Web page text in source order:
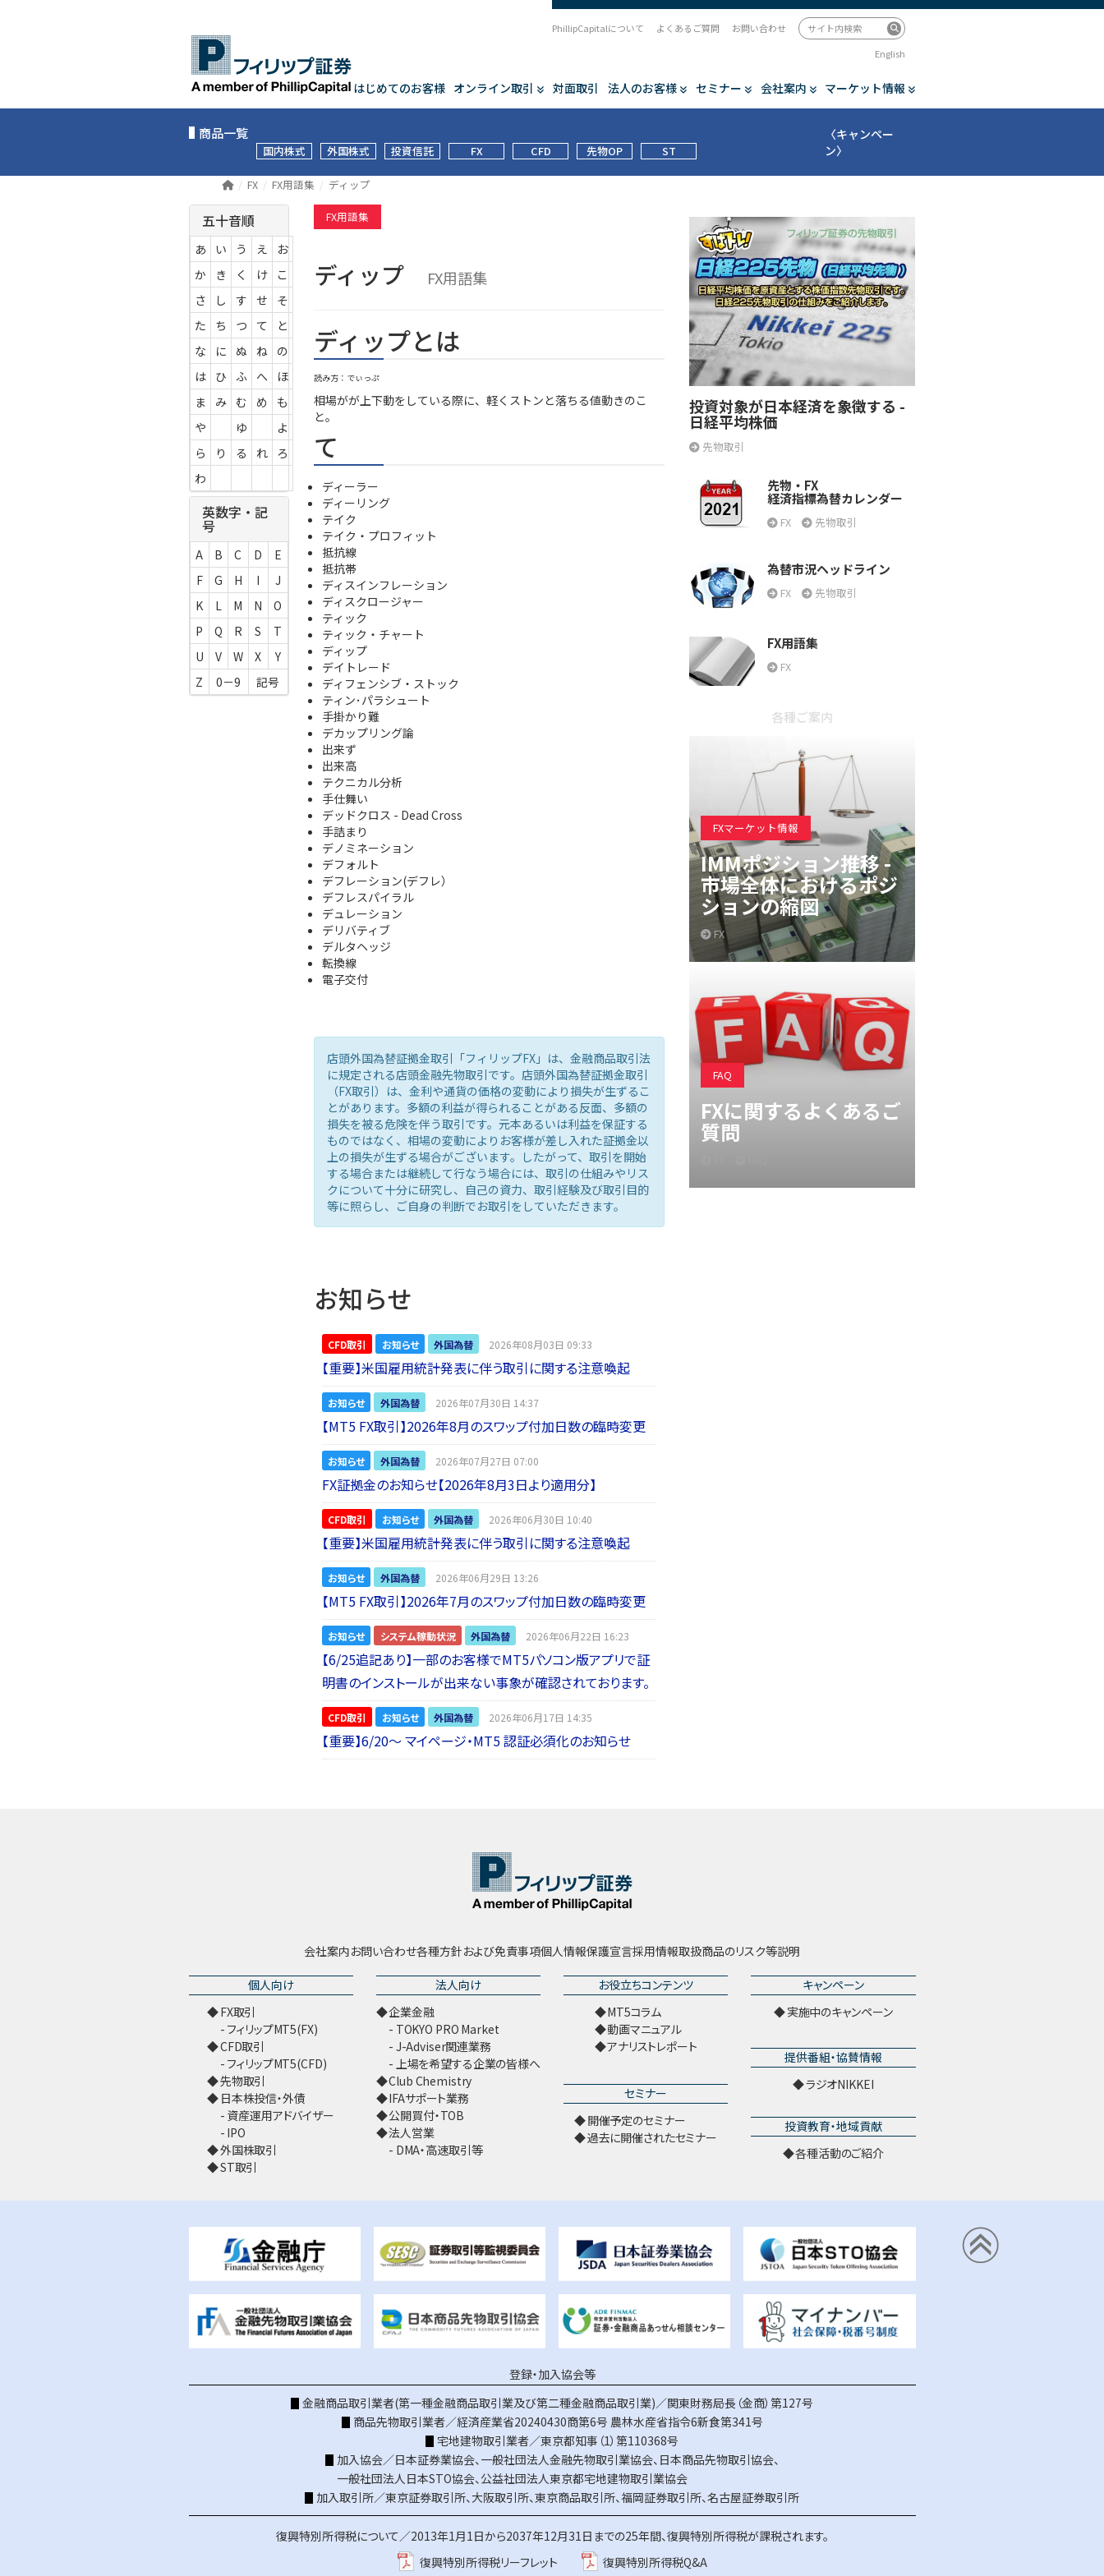
はじめてのお客様 オンライン取引 対面取引 法人のお客様 セミナー 会社案内 マーケット情報
PhillipCapitalについて よくあるご質問
お問い合わせ
English
商品一覧
国内株式 外国株式 投資信託 FX CFD 先物OP ST
〈キャンペー
ン〉
FX FX用語集 ディップ
FX用語集
ディップ FX用語集
ディップとは
読み方：でぃっぷ
相場がが上下動をしている際に、軽くストンと落ちる値動きのこ
と。
て
ディーラー
ディーリング
テイク
テイク・プロフィット
抵抗線
抵抗帯
ディスインフレーション
ディスクロージャー
ティック
ティック・チャート
ディップ
デイトレード
ディフェンシブ・ストック
ティン･パラシュート
手掛かり難
デカップリング論
出来ず
出来高
テクニカル分析
手仕舞い
デッドクロス - Dead Cross
手詰まり
デノミネーション
デフォルト
デフレーション(デフレ）
デフレスパイラル
デュレーション
デリバティブ
デルタヘッジ
転換線
電子交付
店頭外国為替証拠金取引「フィリップFX」は、金融商品取引法
に規定される店頭金融先物取引です。店頭外国為替証拠金取引
（FX取引）は、金利や通貨の価格の変動により損失が生ずるこ
とがあります。多額の利益が得られることがある反面、多額の
損失を被る危険を伴う取引です。元本あるいは利益を保証する
ものではなく、相場の変動によりお客様が差し入れた証拠金以
上の損失が生ずる場合がございます。したがって、取引を開始
する場合または継続して行なう場合には、取引の仕組みやリス
クについて十分に研究し、自己の資力、取引経験及び取引目的
等に照らし、ご自身の判断でお取引をしていただきます。
お知らせ
CFD取引 お知らせ 外国為替 2026年08月03日 09:33
【重要】米国雇用統計発表に伴う取引に関する注意喚起
お知らせ 外国為替 2026年07月30日 14:37
【MT5 FX取引】2026年8月のスワップ付加日数の臨時変更
お知らせ 外国為替 2026年07月27日 07:00
FX証拠金のお知らせ【2026年8月3日より適用分】
CFD取引 お知らせ 外国為替 2026年06月30日 10:40
【重要】米国雇用統計発表に伴う取引に関する注意喚起
お知らせ 外国為替 2026年06月29日 13:26
【MT5 FX取引】2026年7月のスワップ付加日数の臨時変更
お知らせ システム稼動状況 外国為替 2026年06月22日 16:23
【6/25追記あり】一部のお客様でMT5パソコン版アプリで証
明書のインストールが出来ない事象が確認されております。
CFD取引 お知らせ 外国為替 2026年06月17日 14:35
【重要】6/20～ マイページ・MT5 認証必須化のお知らせ
五十音順
あ い う え
お
か
き く け
こ
さ
し す せ
そ
た
ち つ て
と
な
に ぬ ね
の
は
ひ ふ へ
ほ
ま
み む め
も
や
ゆ
よ
ら
り る れ
ろ
わ
英数字・記
号
A B C D
E
F
G H I
J
K
L M N
O
P
Q R S
T
U
V W X
Y
Z
0－9 記号
投資対象が日本経済を象徴する -
日経平均株価
先物取引
先物・FX
経済指標為替カレンダー
FX 先物取引
為替市況ヘッドライン
FX 先物取引
FX用語集
FX
各種ご案内
FXマーケット情報
IMMポジション推移 -
市場全体におけるポジ
ションの縮図
FX
FAQ
FXに関するよくあるご
質問
会社案内お問い合わせ各種方針および免責事項個人情報保護宣言採用情報取扱商品のリスク等説明
個人向け
FX取引
フィリップMT5(FX)
CFD取引
フィリップMT5(CFD)
先物取引
日本株投信・外債
資産運用アドバイザー
IPO
外国株取引
ST取引
法人向け
企業金融
TOKYO PRO Market
J-Adviser関連業務
上場を希望する企業の皆様へ
Club Chemistry
IFAサポート業務
公開買付・TOB
法人営業
DMA・高速取引等
お役立ちコンテンツ
MT5コラム
動画マニュアル
アナリストレポート
セミナー
開催予定のセミナー
過去に開催されたセミナー
キャンペーン
実施中のキャンペーン
提供番組・協賛情報
ラジオNIKKEI
投資教育・地域貢献
各種活動のご紹介
登録・加入協会等
金融商品取引業者(第一種金融商品取引業及び第二種金融商品取引業)／関東財務局長（金商）第127号
商品先物取引業者／経済産業省20240430商第6号 農林水産省指令6新食第341号
宅地建物取引業者／東京都知事（1）第110368号
加入協会／日本証券業協会、 一般社団法人金融先物取引業協会、 日本商品先物取引協会、
一般社団法人日本STO協会、 公益社団法人東京都宅地建物取引業協会
加入取引所／東京証券取引所、大阪取引所、東京商品取引所、福岡証券取引所、名古屋証券取引所
復興特別所得税について／2013年1月1日から2037年12月31日までの25年間、復興特別所得税が課税されます。
復興特別所得税リーフレット
復興特別所得税Q&A